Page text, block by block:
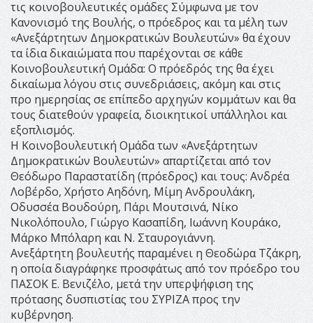
τις κοινοβουλευτικές ομάδες Σύμφωνα με τον
Κανονισμό της Βουλής, ο πρόεδρος και τα μέλη των
«Ανεξάρτητων Δημοκρατικών Βουλευτών» θα έχουν
τα ίδια δικαιώματα που παρέχονται σε κάθε
Κοινοβουλευτική Ομάδα: Ο πρόεδρός της θα έχει
δικαίωμα λόγου στις συνεδριάσεις, ακόμη και στις
προ ημερησίας σε επίπεδο αρχηγών κομμάτων και θα
τους διατεθούν γραφεία, διοικητικοί υπάλληλοι και
εξοπλισμός.
Η Κοινοβουλευτική Ομάδα των «Ανεξάρτητων
Δημοκρατικών Βουλευτών» απαρτίζεται από τον
Θεόδωρο Παραστατίδη (πρόεδρος) και τους: Ανδρέα
Λοβέρδο, Χρήστο Αηδόνη, Μίμη Ανδρουλάκη,
Οδυσσέα Βουδούρη, Πάρι Μουτσινά, Νίκο
Νικολόπουλο, Γιώργο Κασαπίδη, Ιωάννη Κουράκο,
Μάρκο Μπόλαρη και Ν. Σταυρογιάννη.
Ανεξάρτητη βουλευτής παραμένει η Θεοδώρα Τζάκρη,
η οποία διαγράφηκε προσφάτως από τον πρόεδρο του
ΠΑΣΟΚ Ε. Βενιζέλο, μετά την υπερψήφιση της
πρότασης δυσπιστίας του ΣΥΡΙΖΑ προς την
κυβέρνηση.